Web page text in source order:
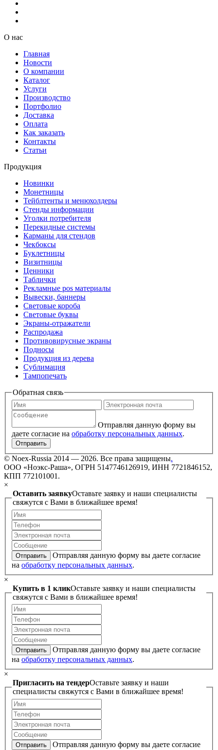
О нас
Главная
Новости
О компании
Каталог
Услуги
Производство
Портфолио
Доставка
Оплата
Как заказать
Контакты
Статьи
Продукция
Новинки
Монетницы
Тейблтенты и менюхолдеры
Стенды информации
Уголки потребителя
Перекидные системы
Карманы для стендов
Чекбоксы
Буклетницы
Визитницы
Ценники
Таблички
Рекламные pos материалы
Вывески, баннеры
Световые короба
Световые буквы
Экраны-отражатели
Распродажа
Противовирусные экраны
Подносы
Продукция из дерева
Сублимация
Тампопечать
Обратная связь
Отправляя данную форму вы
даете согласие на обработку персональных данных.
Отправить
© Noex-Russia 2014 — 2026. Все права защищены.
ООО «Ноэкс-Раша», ОГРН 5147746126919, ИНН 7721846152,
КПП 772101001.
×
Оставить заявкуОставьте заявку и наши специалисты
свяжутся с Вами в ближайшее время!
Отправить
Отправляя данную форму вы даете согласие
на обработку персональных данных.
×
Купить в 1 кликОставьте заявку и наши специалисты
свяжутся с Вами в ближайшее время!
Отправить
Отправляя данную форму вы даете согласие
на обработку персональных данных.
×
Пригласить на тендерОставьте заявку и наши
специалисты свяжутся с Вами в ближайшее время!
Отправить
Отправляя данную форму вы даете согласие